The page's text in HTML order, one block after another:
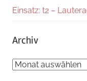
Einsatz: t2 –
Archiv
Archiv